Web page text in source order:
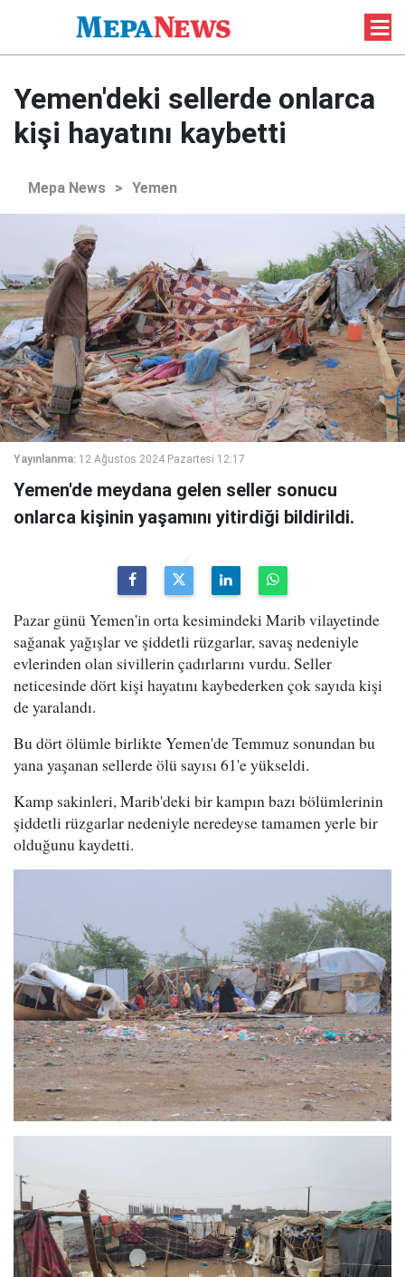
Yemen'deki sellerde onlarca
kişi hayatını kaybetti
Mepa News > Yemen
Yayınlanma: 12 Ağustos 2024 Pazartesi 12:17
Yemen'de meydana gelen seller sonucu
onlarca kişinin yaşamını yitirdiği bildirildi.
Pazar günü Yemen'in orta kesimindeki Marib vilayetinde
sağanak yağışlar ve şiddetli rüzgarlar, savaş nedeniyle
evlerinden olan sivillerin çadırlarını vurdu. Seller
neticesinde dört kişi hayatını kaybederken çok sayıda kişi
de yaralandı.
Bu dört ölümle birlikte Yemen'de Temmuz sonundan bu
yana yaşanan sellerde ölü sayısı 61'e yükseldi.
Kamp sakinleri, Marib'deki bir kampın bazı bölümlerinin
şiddetli rüzgarlar nedeniyle neredeyse tamamen yerle bir
olduğunu kaydetti.